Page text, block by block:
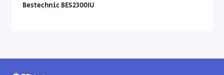
Bestechnic BES2300IU